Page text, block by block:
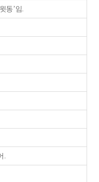
동’임.
.